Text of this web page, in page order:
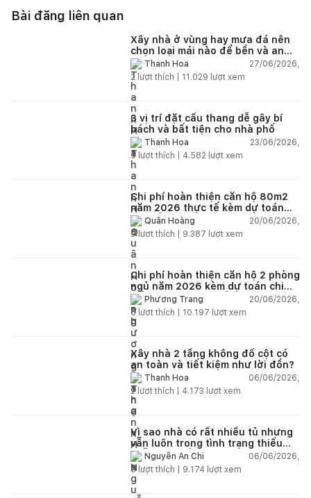
Bài đăng liên quan
Xây nhà ở vùng hay mưa đá nên
chọn loại mái nào để bền và an
toàn?Thanh Hoa
27/06/2026,
2 lượt thích | 11.029 lượt xem
3 vị trí đặt cầu thang dễ gây bí
bách và bất tiện cho nhà phố
Thanh Hoa
23/06/2026,
5 lượt thích | 4.582 lượt xem
Chi phí hoàn thiện căn hộ 80m2
năm 2026 thực tế kèm dự toán
chi tiết từng hạng mục
Quân Hoàng
20/06/2026,
9lượt thích | 9.387 lượt xem
Chi phí hoàn thiện căn hộ 2 phòng
ngủ năm 2026 kèm dự toán chi
tiết và ví dụ thực tế
Phương Trang
20/06/2026,
5 lượt thích | 10.197 lượt xem
Xây nhà 2 tầng không đổ cột có
an toàn và tiết kiệm như lời đồn?
Thanh Hoa
06/06/2026,
2lượt thích | 4.173 lượt xem
Vì sao nhà có rất nhiều tủ nhưng
vẫn luôn trong tình trạng thiếu
chỗ chứa đồ?
Nguyễn An Chi
06/06/2026,
5lượt thích | 9.174 lượt xem